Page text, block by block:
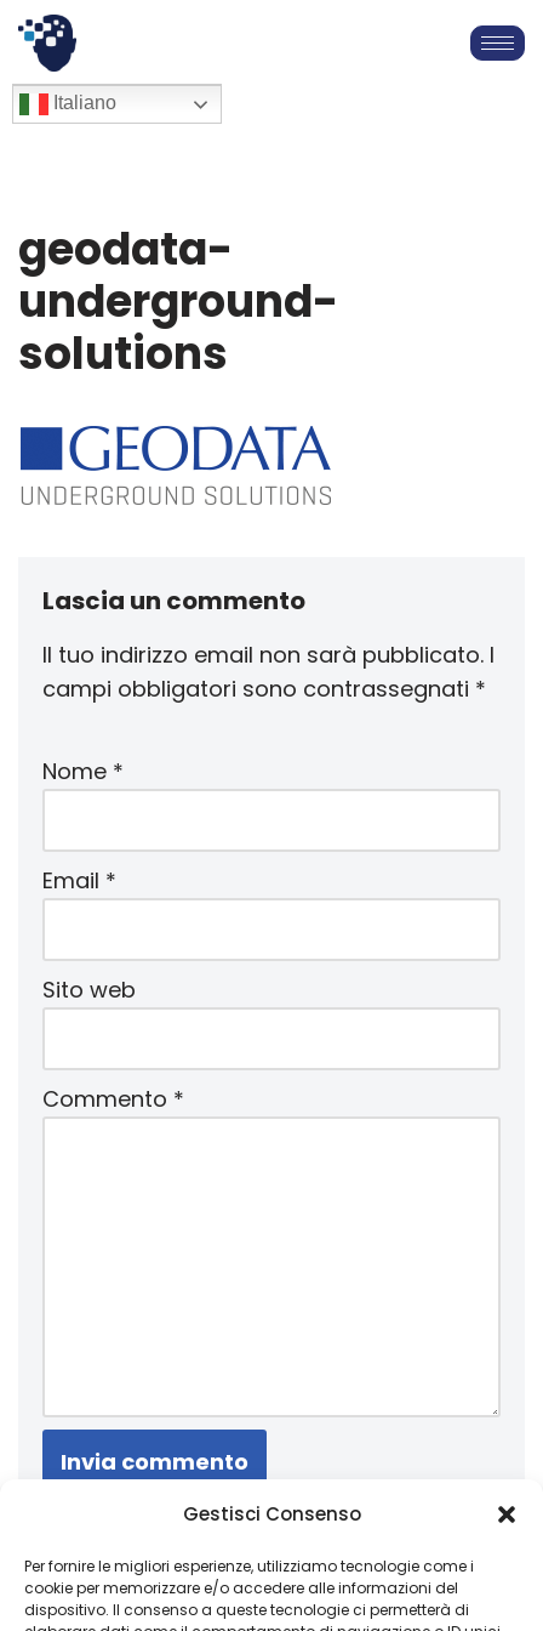
Gestisci Consenso
Per fornire le migliori esperienze, utilizziamo tecnologie come i
cookie per memorizzare e/o accedere alle informazioni del
dispositivo. Il consenso a queste tecnologie ci permetterà di
Vai
al
简体中文
English
Français
Italiano
geodata-
underground-
solutions
Lascia un commento
Il tuo indirizzo email non sarà pubblicato. I
campi obbligatori sono contrassegnati *
Nome *
Email *
Sito web
Commento *